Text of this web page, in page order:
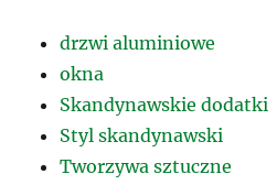
drzwi aluminiowe
okna
Skandynawskie dodatki
Styl skandynawski
Tworzywa sztuczne